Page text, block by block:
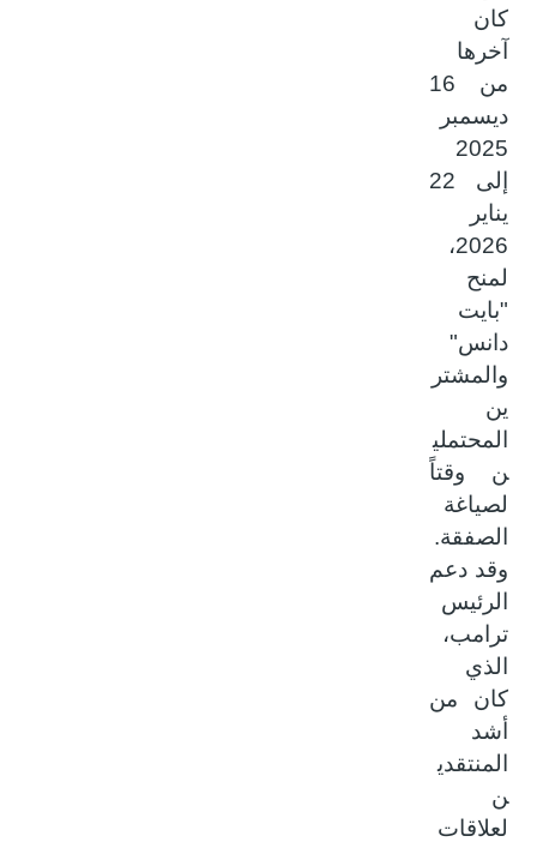
كان
آخرها
من 16
ديسمبر
2025
إلى 22
يناير
2026،
لمنح
"بايت
دانس"
والمشتر
ين
المحتملي
ن وقتاً
لصياغة
الصفقة.
وقد دعم
الرئيس
ترامب،
الذي
كان من
أشد
المنتقدي
لعلاقات